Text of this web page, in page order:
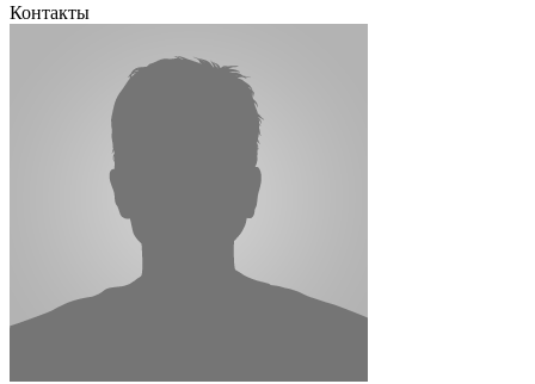
Контакты